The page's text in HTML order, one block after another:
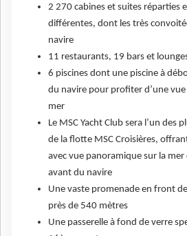
2 270 cabines et suites réparties
différentes, dont les très
navire
11 restaurants, 19 bars et
6 piscines dont une piscine à
du navire pour profiter d’une
mer
Le MSC Yacht Club sera l’un des
de la flotte MSC Croisières,
avec vue panoramique sur la
avant du navire
Une vaste promenade en front
près de 540 mètres
Une passerelle à fond de verre